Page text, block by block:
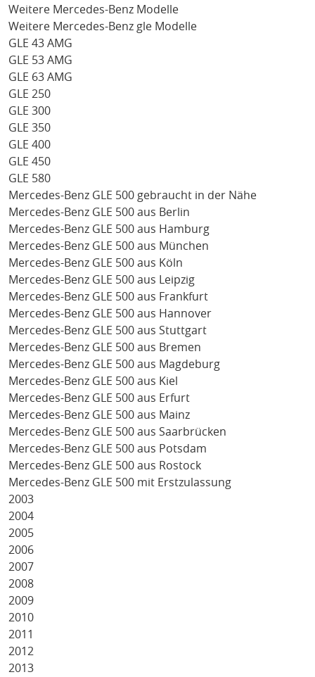
Weitere Mercedes-Benz Modelle
Weitere Mercedes-Benz gle Modelle
GLE 43 AMG
GLE 53 AMG
GLE 63 AMG
GLE 250
GLE 300
GLE 350
GLE 400
GLE 450
GLE 580
Mercedes-Benz GLE 500 gebraucht in der Nähe
Mercedes-Benz GLE 500 aus Berlin
Mercedes-Benz GLE 500 aus Hamburg
Mercedes-Benz GLE 500 aus München
Mercedes-Benz GLE 500 aus Köln
Mercedes-Benz GLE 500 aus Leipzig
Mercedes-Benz GLE 500 aus Frankfurt
Mercedes-Benz GLE 500 aus Hannover
Mercedes-Benz GLE 500 aus Stuttgart
Mercedes-Benz GLE 500 aus Bremen
Mercedes-Benz GLE 500 aus Magdeburg
Mercedes-Benz GLE 500 aus Kiel
Mercedes-Benz GLE 500 aus Erfurt
Mercedes-Benz GLE 500 aus Mainz
Mercedes-Benz GLE 500 aus Saarbrücken
Mercedes-Benz GLE 500 aus Potsdam
Mercedes-Benz GLE 500 aus Rostock
Mercedes-Benz GLE 500 mit Erstzulassung
2003
2004
2005
2006
2007
2008
2009
2010
2011
2012
2013